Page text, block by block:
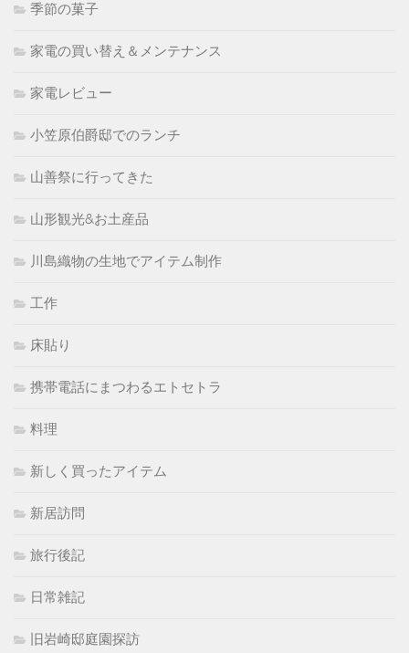
季節の菓子
家電の買い替え＆メンテナンス
家電レビュー
小笠原伯爵邸でのランチ
山善祭に行ってきた
山形観光&お土産品
川島織物の生地でアイテム制作
工作
床貼り
携帯電話にまつわるエトセトラ
料理
新しく買ったアイテム
新居訪問
旅行後記
日常雑記
旧岩崎邸庭園探訪